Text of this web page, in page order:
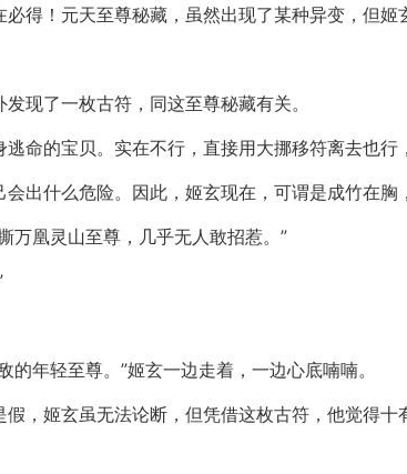
得！元天至尊秘藏，虽然出现了某种异变，但姬
现了一枚古符，同这至尊秘藏有关。
命的宝贝。实在不行，直接用大挪移符离去也行
出什么危险。因此，姬玄现在，可谓是成竹在胸
万凰灵山至尊，几乎无人敢招惹。”
年轻至尊。”姬玄一边走着，一边心底喃喃。
，姬玄虽无法论断，但凭借这枚古符，他觉得十